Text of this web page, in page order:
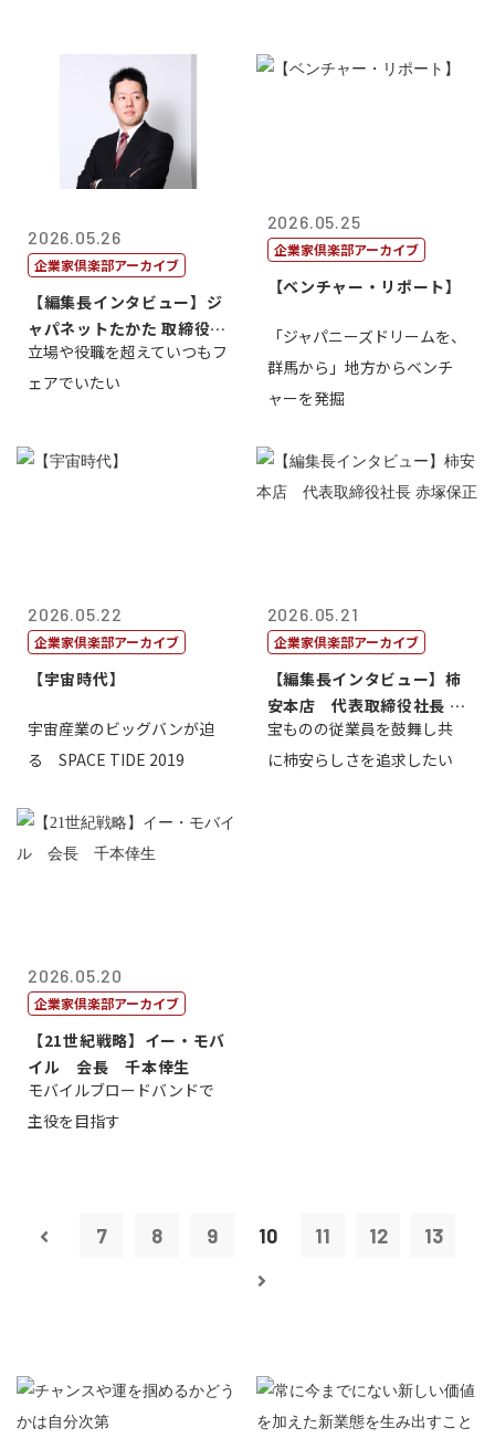
2026.05.26
企業家倶楽部アーカイブ
【編集長インタビュー】ジ
ャパネットたかた 取締役副
社長髙田旭...
立場や役職を超えていつもフ
ェアでいたい
2026.05.25
企業家倶楽部アーカイブ
【ベンチャー・リポート】
「ジャパニーズドリームを、
群馬から」地方からベンチ
ャーを発掘
2026.05.22
企業家倶楽部アーカイブ
【宇宙時代】
宇宙産業のビッグバンが迫
る SPACE TIDE 2019
2026.05.21
企業家倶楽部アーカイブ
【編集長インタビュー】柿
安本店 代表取締役社長 赤
塚保正
宝ものの従業員を鼓舞し共
に柿安らしさを追求したい
2026.05.20
企業家倶楽部アーカイブ
【21世紀戦略】イー・モバ
イル 会長 千本倖生
モバイルブロードバンドで
主役を目指す
7 8 9 10 11 12 13